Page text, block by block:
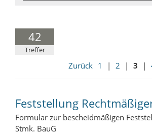
42
Treffer
Zurück 1 | 2 | 3 |
Feststellung
Formular zur bescheidmäßigen
Stmk. BauG